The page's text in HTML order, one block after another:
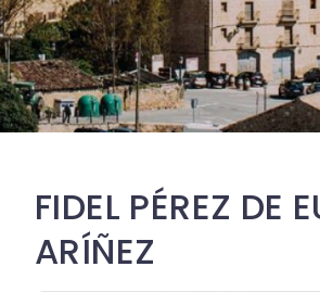
FIDEL PÉREZ DE
ARÍÑEZ